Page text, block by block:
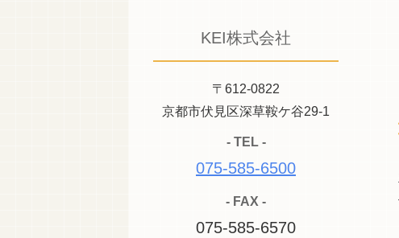
KEI株式会社
〒612-0822
京都市伏見区深草鞍ケ谷29-1
- TEL -
075-585-6500
- FAX -
075-585-6570